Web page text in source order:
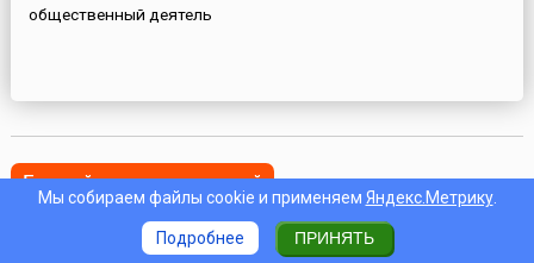
общественный деятель
Ближайшие дни компаний
Мы собираем файлы cookie и применяем Яндекс.Метрику.
Подробнее ПРИНЯТЬ